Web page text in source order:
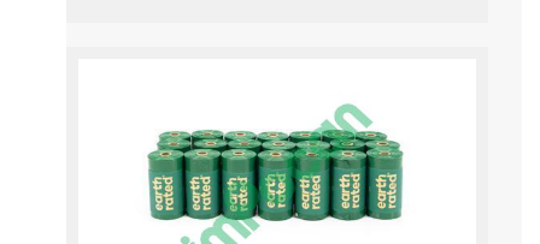
EARTH RATED BOLSAS ECO FRIENDLY ROLLO INDIVIDUAL
14.6